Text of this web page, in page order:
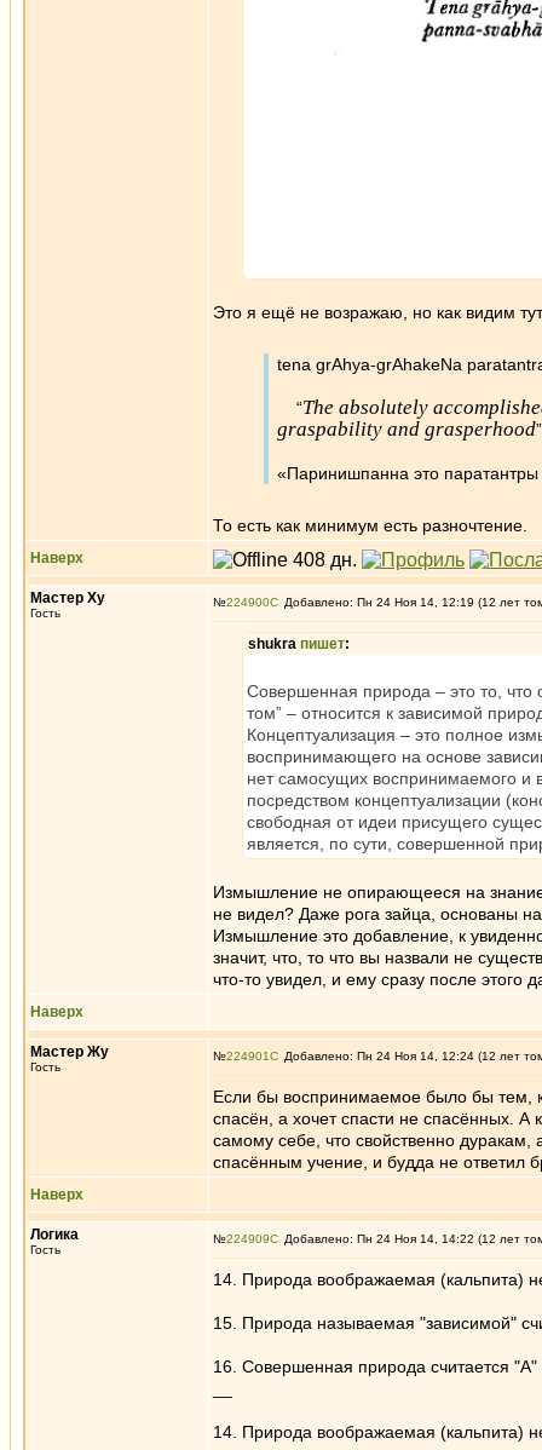
Это я ещё не возражаю, но как видим
tena grAhya-grAhakeNa
“The absolutely
graspability and grasperhood
«Паринишпанна это паратантры
То есть как минимум есть разночтение.
Наверх
Мастер Ху
Гость
№224900 Добавлено: Пн 24 Ноя 14, 12:19 (12 лет
shukra пишет:
Совершенная природа – это то, что
том” – относится к зависимой
Концептуализация – это полное
воспринимающего на основе
нет самосущих воспринимаемого
посредством концептуализации
свободная от идеи присущего
является, по сути, совершенной
Измышление не опирающееся на
не видел? Даже рога зайца, основаны
Измышление это добавление, к
значит, что, то что вы назвали не
что-то увидел, и ему сразу после
Наверх
Мастер Жу
Гость
№224901 Добавлено: Пн 24 Ноя 14, 12:24 (12 лет
Если бы воспринимаемое было бы тем,
спасён, а хочет спасти не спасённых. А
самому себе, что свойственно
спасённым учение, и будда не ответил
Наверх
Логика
Гость
№224909 Добавлено: Пн 24 Ноя 14, 14:22 (12 лет
14. Природа воображаемая (кальпита)
15. Природа называемая "зависимой"
16. Совершенная природа считается "А"
14. Природа воображаемая (кальпита)